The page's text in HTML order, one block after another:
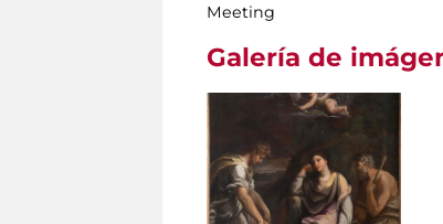
Meeting
Galería de